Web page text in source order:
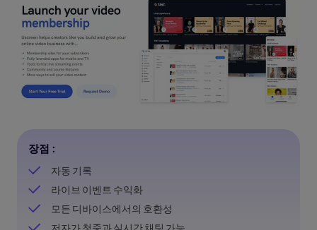
장점 :
자동 기록
라이브 이벤트 수익화
모든 디바이스에서의 호환성
저자가 청중과 실시간 채팅 가능